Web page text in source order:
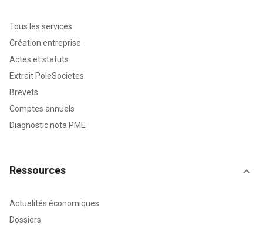
Tous les services
Création entreprise
Actes et statuts
Extrait PoleSocietes
Brevets
Comptes annuels
Diagnostic nota PME
Ressources
Actualités économiques
Dossiers